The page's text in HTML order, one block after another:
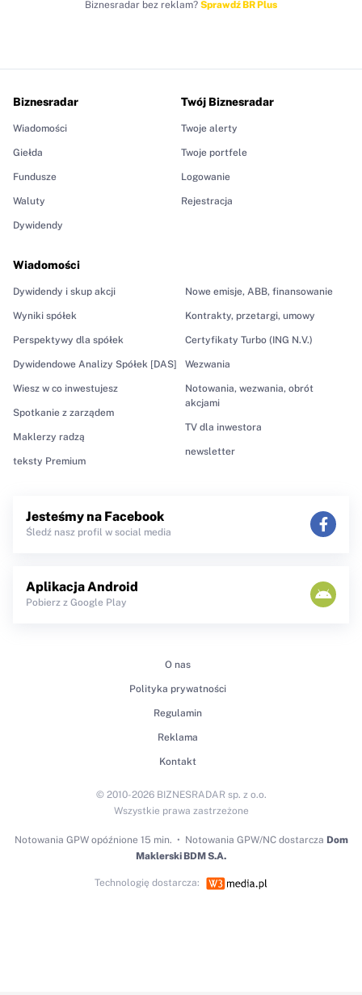
Biznesradar bez reklam? Sprawdź BR Plus
Biznesradar
Wiadomości
Giełda
Fundusze
Waluty
Dywidendy
Wiadomości
Dywidendy i skup akcji
Wyniki spółek
Perspektywy dla spółek
Dywidendowe Analizy Spółek [DAS]
Wiesz w co inwestujesz
Spotkanie z zarządem
Maklerzy radzą
teksty Premium
Nowe emisje, ABB, finansowanie
Kontrakty, przetargi, umowy
Certyfikaty Turbo (ING N.V.)
Wezwania
Notowania, wezwania, obrót
akcjami
TV dla inwestora
newsletter
Twój Biznesradar
Twoje alerty
Twoje portfele
Logowanie
Rejestracja
Jesteśmy na Facebook
Śledź nasz profil w social media
Aplikacja Android
Pobierz z Google Play
O nas
Polityka prywatności
Regulamin
Reklama
Kontakt
Notowania GPWopóźnione 15 min. Notowania GPW/NC dostarcza Dom
Maklerski BDM S.A.
© 2010-2026 BIZNESRADAR sp. z o.o.
Wszystkie prawa zastrzeżone
Technologię dostarcza: